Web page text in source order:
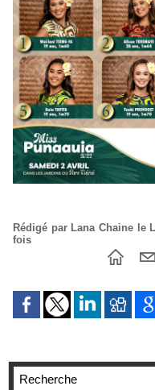
Rédigé par Lana Chaine le
fois